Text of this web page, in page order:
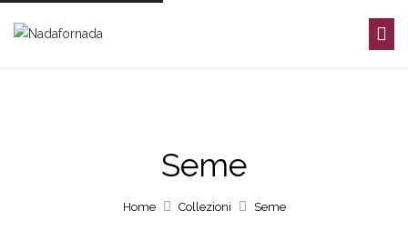
Seme
Home Collezioni Seme